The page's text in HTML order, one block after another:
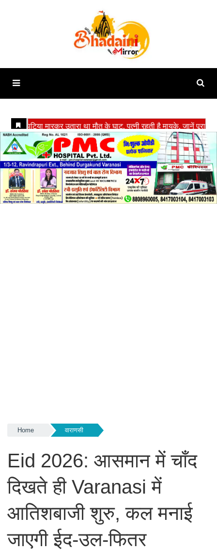
Home वाराणसी
Eid 2026: आसमान में चाँद
दिखते ही Varanasi में
आतिशबाजी शुरु, कल मनाई
जाएगी ईद-उल-फितर